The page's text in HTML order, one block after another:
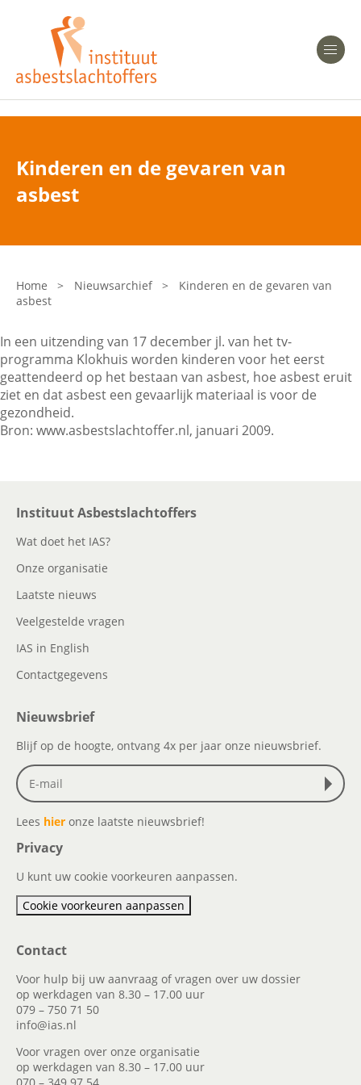
Heeft u Mesothelioom?
Heeft u Asbestose?
Bent u arts?
Asbest en Gezondheid
Laatste nieuws
Onze organisatie
Veelgestelde vragen
Contactgegevens
Kinderen en de gevaren van
asbest
Home > Nieuwsarchief >
Kinderen en de gevaren van
asbest
In een uitzending van 17 december jl. van het tv-
programma Klokhuis worden kinderen voor het eerst
geattendeerd op het bestaan van asbest, hoe asbest eruit
ziet en dat asbest een gevaarlijk materiaal is voor de
gezondheid.
Bron: www.asbestslachtoffer.nl, januari 2009.
Instituut Asbestslachtoffers
Wat doet het IAS?
Onze organisatie
Laatste nieuws
Veelgestelde vragen
IAS in English
Contactgegevens
Nieuwsbrief
Blijf op de hoogte, ontvang 4x per jaar onze nieuwsbrief.
Lees hier onze laatste nieuwsbrief!
Privacy
U kunt uw cookie voorkeuren aanpassen.
Cookie voorkeuren aanpassen
Contact
Voor hulp bij uw aanvraag of vragen over uw dossier
op werkdagen van 8.30 – 17.00 uur
079 – 750 71 50
info@ias.nl
Voor vragen over onze organisatie
op werkdagen van 8.30 – 17.00 uur